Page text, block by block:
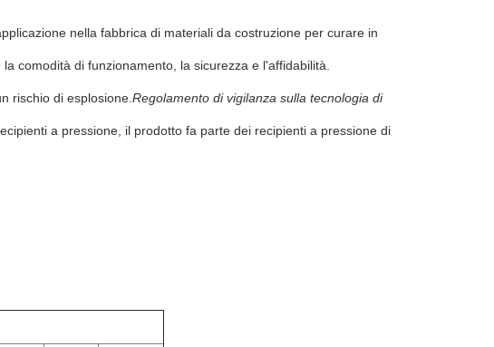
nella fabbrica di materiali da costruzione per curare in
comodità di funzionamento, la sicurezza e l'affidabilità.
rischio di esplosione. Regolamento di vigilanza sulla tecnologia di
a pressione, il prodotto fa parte dei recipienti a pressione di